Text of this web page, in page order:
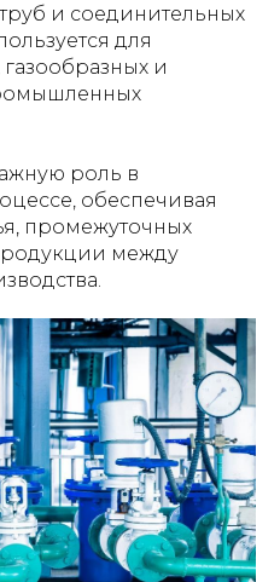
и соединительных
для
и
роль в
обеспечивая
промежуточных
между